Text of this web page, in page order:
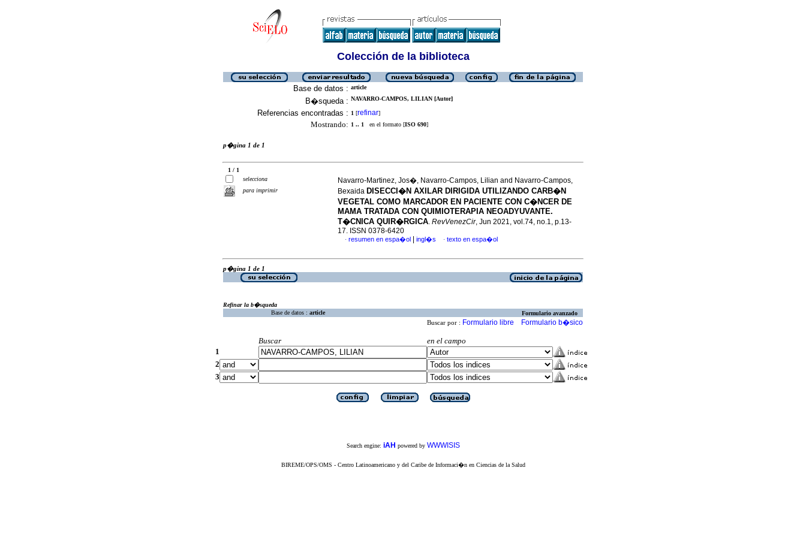
Colección de la biblioteca
Base de datos : article
B�squeda : NAVARRO-CAMPOS, LILIAN [Autor]
Referencias encontradas : 1 [refinar]
Mostrando: 1 .. 1 en el formato [ISO 690]
p�gina 1 de 1
1 / 1
selecciona
para imprimir
Navarro-Martinez, Jos�, Navarro-Campos, Lilian and Navarro-Campos,
Bexaida DISECCI�N AXILAR DIRIGIDA UTILIZANDO CARB�N
VEGETAL COMO MARCADOR EN PACIENTE CON C�NCER DE
MAMA TRATADA CON QUIMIOTERAPIA NEOADYUVANTE.
T�CNICA QUIR�RGICA. RevVenezCir, Jun 2021, vol.74, no.1, p.13-
17. ISSN 0378-6420
· resumen en espa�ol ingl�s · texto en espa�ol
p�gina 1 de 1
Refinar la b�squeda
Base de datos : article Formulario avanzado
Buscar por : Formulario libre Formulario b�sico
Buscar
en el campo
1
2
3
Search engine: iAH powered by WWWISIS
BIREME/OPS/OMS - Centro Latinoamericano y del Caribe de Informaci�n en Ciencias de la Salud